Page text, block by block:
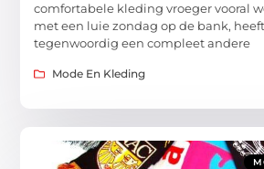
comfortabele kleding vroeger vooral
met een luie zondag op de bank,
tegenwoordig een compleet andere
Mode En Kleding